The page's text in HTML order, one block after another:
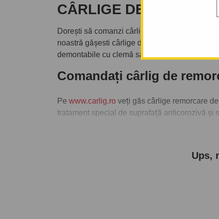
CÂRLIGE DE
Dorești să comanzi cârlig de remorcare
noastră gășesti cârlige de remorcare de la
demontabile cu clemă sau demontabile
Comandați cârlig de
Pe www.carlig.ro veți găs cârlige remorcare
tratament special de suprafață anticorozivă și
Pentru fiecare cârlig de remorcare, aveți
Ups,